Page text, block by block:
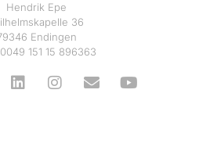
Hendrik Epe
36
Endingen
151 15 896363